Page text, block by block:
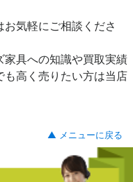
気軽にご相談くださ
具への知識や買取実績
も高く売りたい方は当店
▲ メニューに戻る